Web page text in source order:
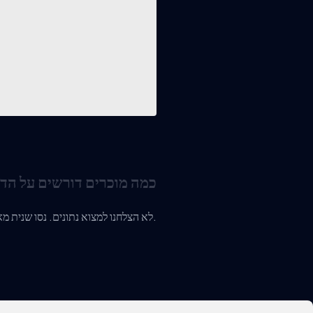
כמה מוכרים דורשים על
לא הצלחנו למצוא נתונים. נסו שנית מאוחר יותר או צרו איתנו קשר.